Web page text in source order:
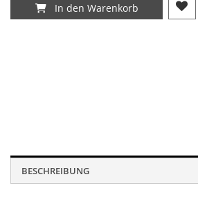
In den Warenkorb
sed do eiusmod tempor incididunt
magna aliqua. Ut enim ad minim
exercitation ullamco laboris nisi ut
sed do eiusmod tempor incididunt
magna aliqua. Ut enim ad minim
exercitation ullamco laboris nisi ut
sed do eiusmod tempor incididunt
magna aliqua. Ut enim ad minim
exercitation ullamco laboris nisi ut
BESCHREIBUNG